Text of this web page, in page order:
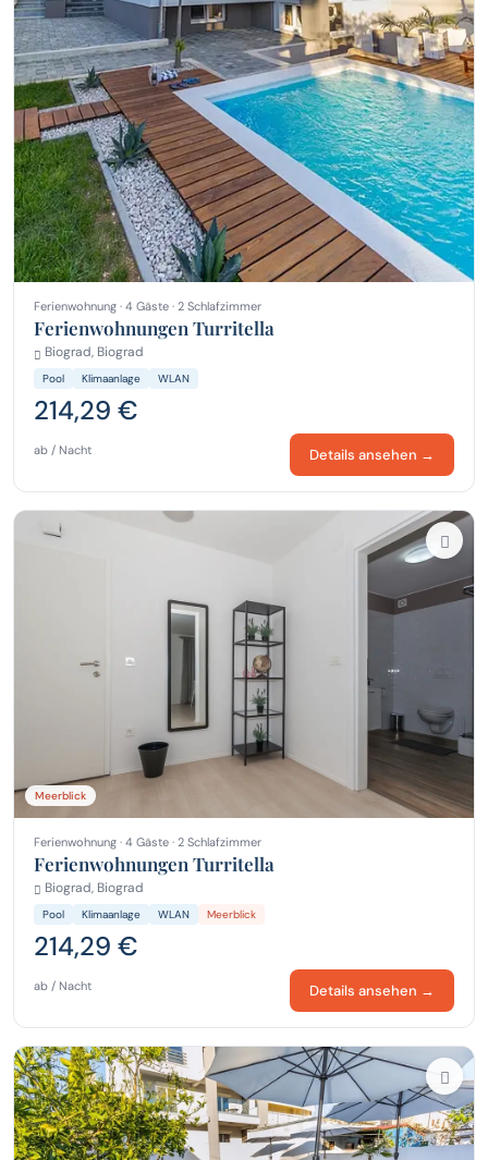
Ferienwohnung · 4 Gäste · 2 Schlafzimmer
Ferienwohnungen Turritella
Biograd, Biograd
Pool Klimaanlage WLAN
214,29 €
ab / Nacht Details ansehen →
Meerblick
Ferienwohnung · 4 Gäste · 2 Schlafzimmer
Ferienwohnungen Turritella
Biograd, Biograd
Pool Klimaanlage WLAN Meerblick
214,29 €
ab / Nacht Details ansehen →